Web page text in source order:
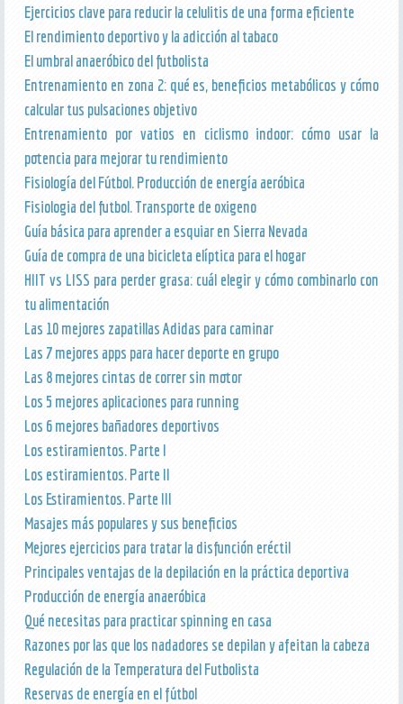
Ejercicios clave para reducir la celulitis de una forma eficiente
El rendimiento deportivo y la adicción al tabaco
El umbral anaeróbico del futbolista
Entrenamiento en zona 2: qué es, beneficios metabólicos y cómo
calcular tus pulsaciones objetivo
Entrenamiento por vatios en ciclismo indoor: cómo usar la
potencia para mejorar tu rendimiento
Fisiología del Fútbol. Producción de energía aeróbica
Fisiologia del futbol. Transporte de oxigeno
Guía básica para aprender a esquiar en Sierra Nevada
Guía de compra de una bicicleta elíptica para el hogar
HIIT vs LISS para perder grasa: cuál elegir y cómo combinarlo con
tu alimentación
Las 10 mejores zapatillas Adidas para caminar
Las 7 mejores apps para hacer deporte en grupo
Las 8 mejores cintas de correr sin motor
Los 5 mejores aplicaciones para running
Los 6 mejores bañadores deportivos
Los estiramientos. Parte I
Los estiramientos. Parte II
Los Estiramientos. Parte III
Masajes más populares y sus beneficios
Mejores ejercicios para tratar la disfunción eréctil
Principales ventajas de la depilación en la práctica deportiva
Producción de energía anaeróbica
Qué necesitas para practicar spinning en casa
Razones por las que los nadadores se depilan y afeitan la cabeza
Regulación de la Temperatura del Futbolista
Reservas de energía en el fútbol